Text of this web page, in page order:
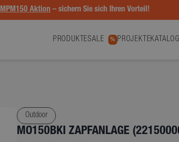
MPM150 Aktion – sichern Sie sich Ihren Vorteil!
PRODUKTESALE % PROJEKTE
Outdoor
MO150BKI ZAPFANLAGE